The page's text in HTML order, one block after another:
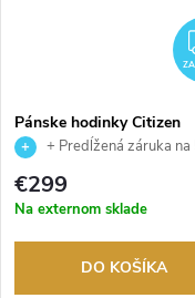
Pánske hodinky Citizen
AT2141-52L
+ Predĺžená záruka na
rokov. Až 100 dní na vrátenie
tovaru. Autorizovaný
€299
Na externom sklade
DO KOŠÍKA